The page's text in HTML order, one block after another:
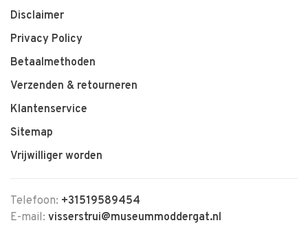
Disclaimer
Privacy Policy
Betaalmethoden
Verzenden & retourneren
Klantenservice
Sitemap
Vrijwilliger worden
Telefoon: +31519589454
E-mail: visserstrui@museummoddergat.nl